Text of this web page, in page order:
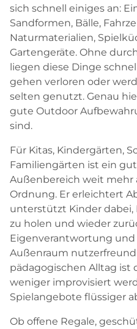
sich schnell einiges an:
Sandformen, Bälle,
Naturmaterialien,
Gartengeräte. Ohne
liegen diese Dinge
gehen verloren oder
selten genutzt. Genau
gute Outdoor
sind.
Für Kitas, Kindergärten,
Familiengärten ist ein
Außenbereich weit mehr
Ordnung. Er erleichtert
unterstützt Kinder dabei,
zu holen und wieder
Eigenverantwortung
Außenraum
pädagogischen Alltag ist
weniger improvisiert
Spielangebote flüssiger
Ob offene Regale,